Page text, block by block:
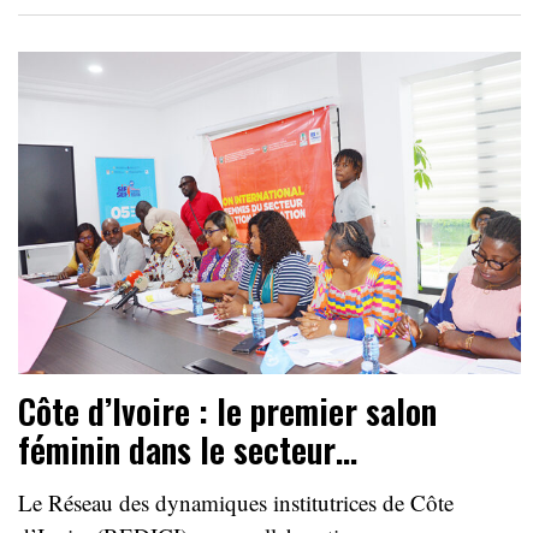
Côte d’Ivoire : le premier salon
féminin dans le secteur…
Le Réseau des dynamiques institutrices de Côte